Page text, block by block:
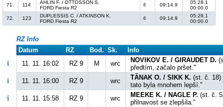
71.
114
AHLIN F. / OTTOSSON S.
FORD Fiesta R2
6 09:14.9
05:28.1
00:00.0
72.
123
DUPLESSIS C. / ATKINSON K.
FORD Fiesta R2
6 09:14.9
05:28.1
00:00.0
RZ Info
Datum
RZ Bod. Sk.
Info
11. 11. 16:02
RZ 9 M wrc NOVIKOV E. / GIRAUDET D.
předtím, začalo pršet."
11. 11. 16:00
RZ 9 wrc TÄNAK O. / SIKK K. (st. č. 18)
tato byla mnohem lepší."
11. 11. 15:58
RZ 9 wrc MEEKE K. / NAGLE P. (st. č.
přilnavost se zlepšila."